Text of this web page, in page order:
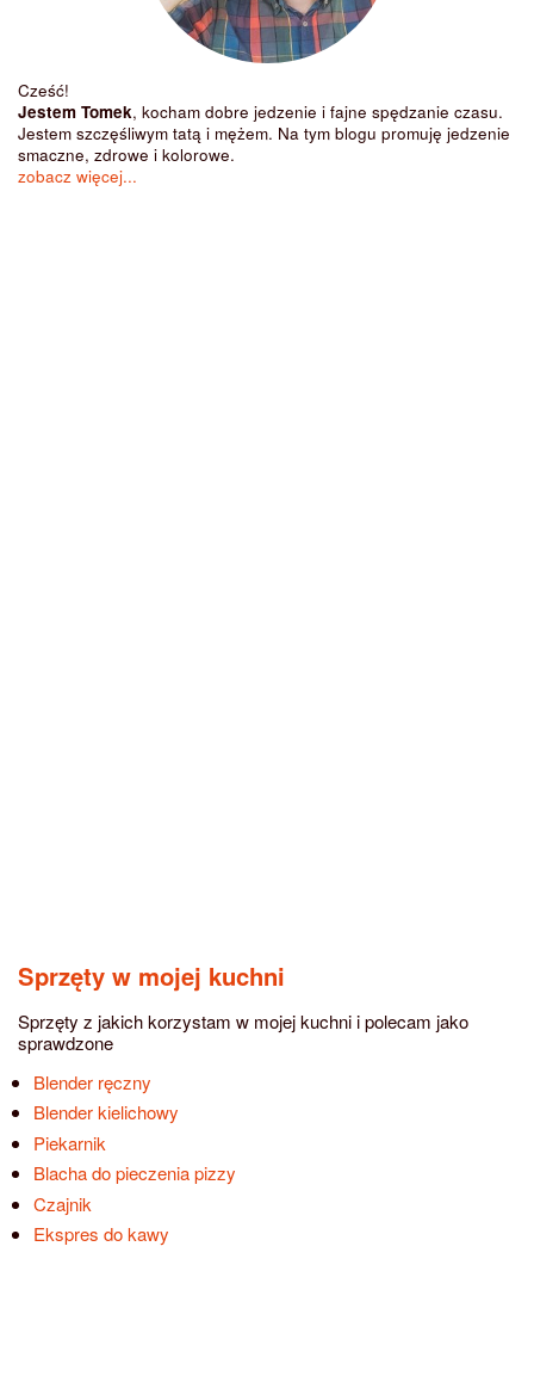
Cześć!
Jestem Tomek, kocham dobre jedzenie i fajne spędzanie czasu.
Jestem szczęśliwym tatą i mężem. Na tym blogu promuję jedzenie
smaczne, zdrowe i kolorowe.
zobacz więcej...
Sprzęty w mojej kuchni
Sprzęty z jakich korzystam w mojej kuchni i polecam jako
sprawdzone
Blender ręczny
Blender kielichowy
Piekarnik
Blacha do pieczenia pizzy
Czajnik
Ekspres do kawy